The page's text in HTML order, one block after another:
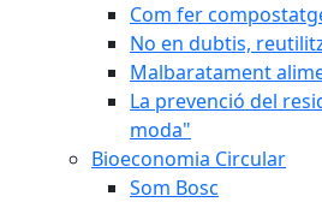
Com fer
No en dubtis,
Malbaratament
La prevenció del
moda"
Bioeconomia Circular
Som Bosc